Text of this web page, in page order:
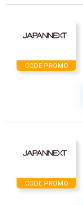
CODE PROMO
CODE PROMO